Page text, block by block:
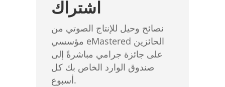
اشتراك
نصائح وحيل للإنتاج الصوتي من
مؤسسي eMastered الحائزين
على جائزة جرامي مباشرةً إلى
صندوق الوارد الخاص بك كل
أسبوع.